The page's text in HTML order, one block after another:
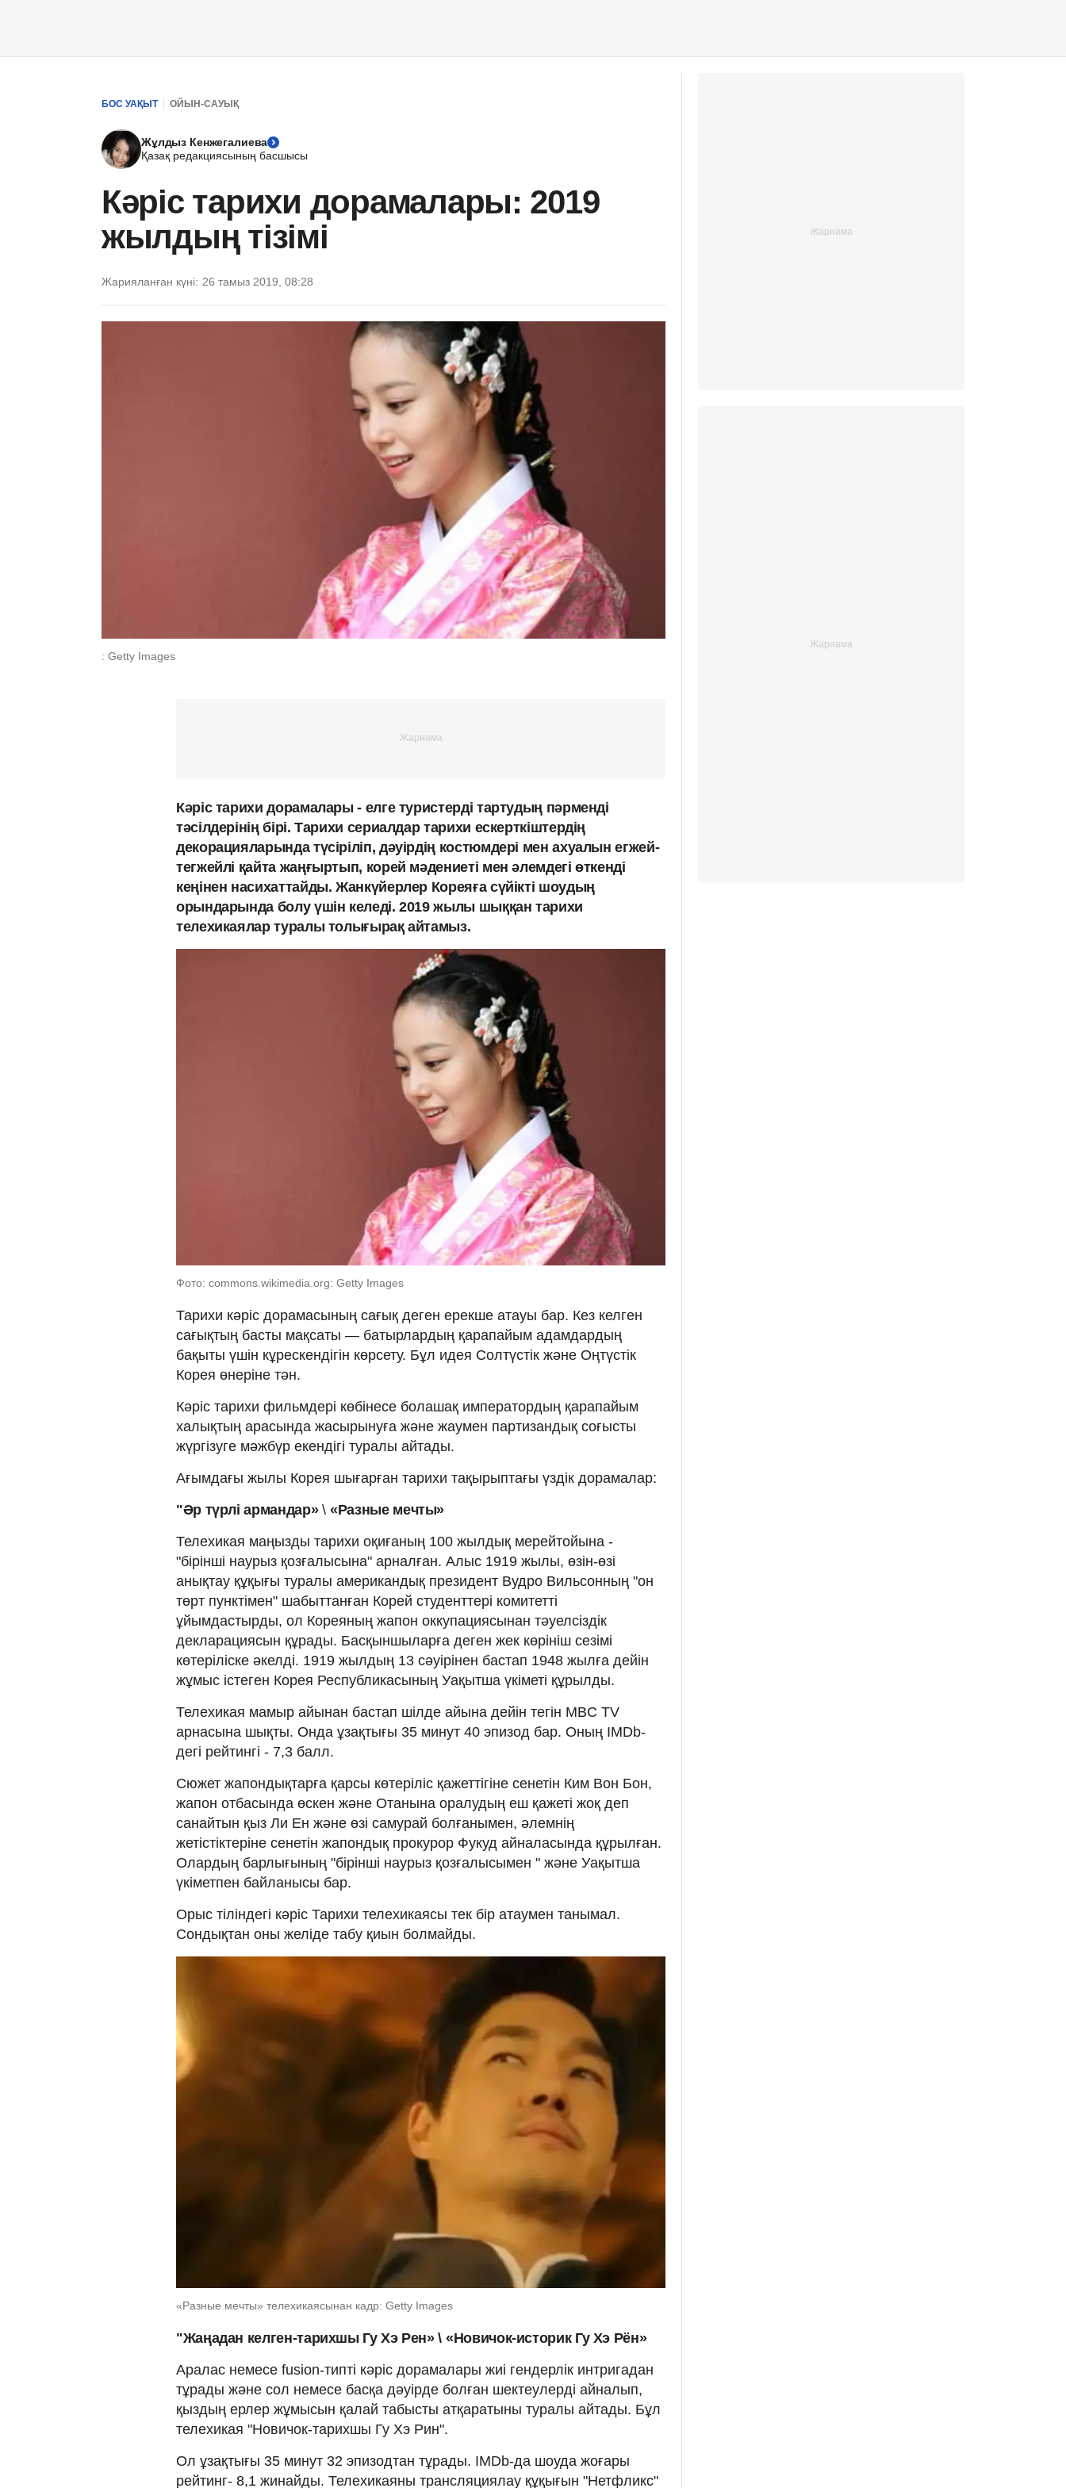
БОС УАҚЫТ ОЙЫН-САУЫҚ
Жұлдыз Кенжегалиева
Қазақ редакциясының басшысы
Кәріс тарихи дорамалары: 2019
жылдың тізімі
Жарияланған күні: 26 тамыз 2019, 08:28
: Getty Images
Кәріс тарихи дорамалары - елге туристерді тартудың пәрменді
тәсілдерінің бірі. Тарихи сериалдар тарихи ескерткіштердің
декорацияларында түсіріліп, дәуірдің костюмдері мен ахуалын егжей-
тегжейлі қайта жаңғыртып, корей мәдениеті мен әлемдегі өткенді
кеңінен насихаттайды. Жанкүйерлер Кореяға сүйікті шоудың
орындарында болу үшін келеді. 2019 жылы шыққан тарихи
телехикаялар туралы толығырақ айтамыз.
Фото: commons.wikimedia.org: Getty Images
Тарихи кәріс дорамасының сағық деген ерекше атауы бар. Кез келген
сағықтың басты мақсаты — батырлардың қарапайым адамдардың
бақыты үшін кұрескендігін көрсету. Бұл идея Солтүстік және Оңтүстік
Корея өнеріне тән.
Кәріс тарихи фильмдері көбінесе болашақ императордың қарапайым
халықтың арасында жасырынуға және жаумен партизандық соғысты
жүргізуге мәжбүр екендігі туралы айтады.
Ағымдағы жылы Корея шығарған тарихи тақырыптағы үздік дорамалар:
"Әр түрлі армандар»\«Разные мечты»
Телехикая маңызды тарихи оқиғаның 100 жылдық мерейтойына -
"бірінші наурыз қозғалысына" арналған. Алыс 1919 жылы, өзін-өзі
анықтау құқығы туралы американдық президент Вудро Вильсонның "он
төрт пунктімен" шабыттанған Корей студенттері комитетті
ұйымдастырды, ол Кореяның жапон оккупациясынан тәуелсіздік
декларациясын құрады. Басқыншыларға деген жек көрініш сезімі
көтеріліске әкелді. 1919 жылдың 13 сәуірінен бастап 1948 жылға дейін
жұмыс істеген Корея Республикасының Уақытша үкіметі құрылды.
Телехикая мамыр айынан бастап шілде айына дейін тегін MBC TV
арнасына шықты. Онда ұзақтығы 35 минут 40 эпизод бар. Оның IMDb-
дегі рейтингі - 7,3 балл.
Сюжет жапондықтарға қарсы көтеріліс қажеттігіне сенетін Ким Вон Бон,
жапон отбасында өскен және Отанына оралудың еш қажеті жоқ деп
санайтын қыз Ли Ен және өзі самурай болғанымен, әлемнің
жетістіктеріне сенетін жапондық прокурор Фукуд айналасында құрылған.
Олардың барлығының "бірінші наурыз қозғалысымен " және Уақытша
үкіметпен байланысы бар.
Орыс тіліндегі кәріс Тарихи телехикаясы тек бір атаумен танымал.
Сондықтан оны желіде табу қиын болмайды.
«Разные мечты» телехикаясынан кадр: Getty Images
"Жаңадан келген-тарихшы Гу Хэ Рен» \ «Новичок-историк Гу Хэ Рён»
Аралас немесе fusion-типті кәріс дорамалары жиі гендерлік интригадан
тұрады және сол немесе басқа дәуірде болған шектеулерді айналып,
қыздың ерлер жұмысын қалай табысты атқаратыны туралы айтады. Бұл
телехикая "Новичок-тарихшы Гу Хэ Рин".
Ол ұзақтығы 35 минут 32 эпизодтан тұрады. IMDb-да шоуда жоғары
рейтинг- 8,1 жинайды. Телехикаяны трансляциялау құқығын "Нетфликс"